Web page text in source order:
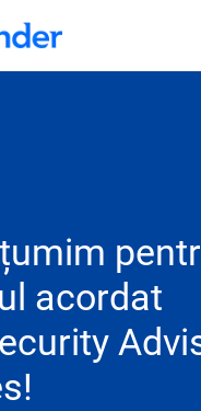
acordat